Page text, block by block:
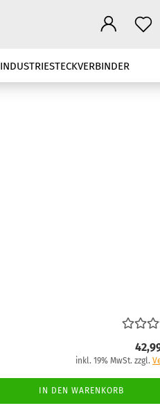
INDUSTRIESTECKVERBINDER
inkl. 19% MwSt. zzgl.
IN DEN WARENKORB